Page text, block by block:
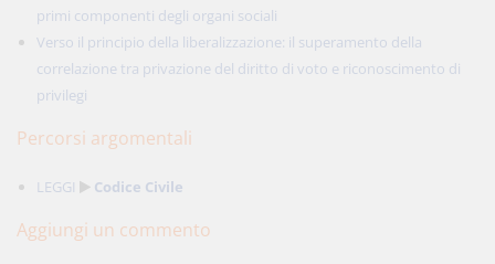
primi componenti degli organi sociali
Verso il principio della liberalizzazione: il superamento della
correlazione tra privazione del diritto di voto e riconoscimento di
privilegi
Percorsi argomentali
LEGGI Codice Civile
Aggiungi un commento